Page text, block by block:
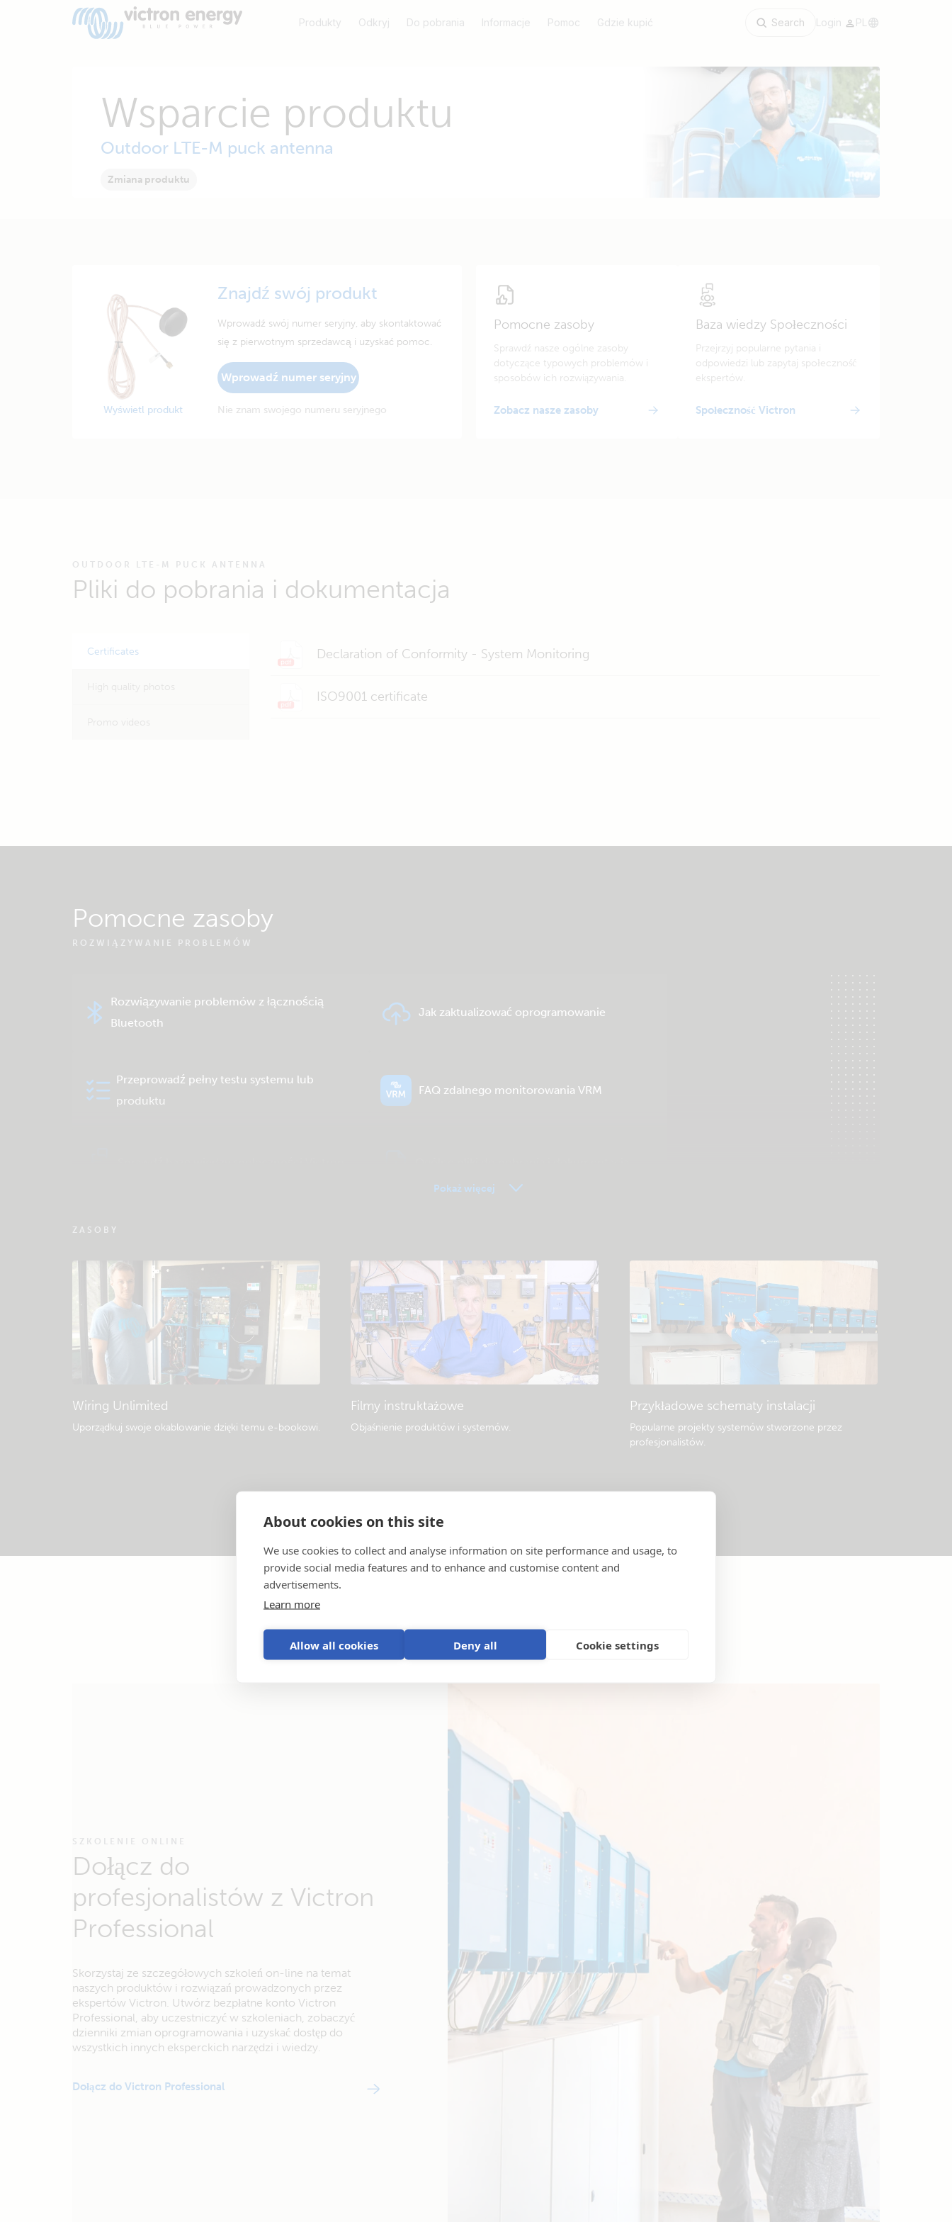
About cookies on this site
We use cookies to collect and analyse information on site performance and usage, to
provide social media features and to enhance and customise content and
advertisements.
Learn more
Allow all cookies Deny all Cookie settings
Produkty Odkryj Do pobrania Informacje Pomoc Gdzie kupić Search Login PL
Wsparcie produktu
Outdoor LTE-M puck antenna
Zmiana produktu
Wyświetl produkt
Znajdź swój produkt
Wprowadź swój numer seryjny, aby skontaktować
się z pierwotnym sprzedawcą i uzyskać pomoc.
Wprowadź numer seryjny
Nie znam swojego numeru seryjnego
Pomocne zasoby
Sprawdź nasze ogólne zasoby
dotyczące typowych problemów i
sposobów ich rozwiązywania.
Zobacz nasze zasoby
Baza wiedzy Społeczności
Przejrzyj popularne pytania i
odpowiedzi lub zapytaj społeczność
ekspertów.
Społeczność Victron
OUTDOOR LTE-M PUCK ANTENNA
Pliki do pobrania i dokumentacja
Certificates Declaration of Conformity - System Monitoring
ISO9001 certificate
Pomocne zasoby
ROZWIĄZYWANIE PROBLEMÓW
Rozwiązywanie problemów z łącznością
Bluetooth
Jak zaktualizować oprogramowanie
Przeprowadź pełny testu systemu lub
produktu
FAQ zdalnego monitorowania VRM
Pokaż więcej
ZASOBY
Wiring Unlimited
Uporządkuj swoje okablowanie dzięki temu e-bookowi.
Filmy instruktażowe
Objaśnienie produktów i systemów.
Przykładowe schematy instalacji
Popularne projekty systemów stworzone przez
profesjonalistów.
SZKOLENIE ONLINE
Dołącz do
profesjonalistów z Victron
Professional
Skorzystaj ze szczegółowych szkoleń on-line na temat
naszych produktów i rozwiązań prowadzonych przez
ekspertów Victron. Utwórz bezpłatne konto Victron
Professional, aby uczestniczyć w szkoleniach, zobaczyć
dzienniki zmian oprogramowania i uzyskać dostęp do
wszystkich innych eksperckich narzędzi i wiedzy.
Dołącz do Victron Professional